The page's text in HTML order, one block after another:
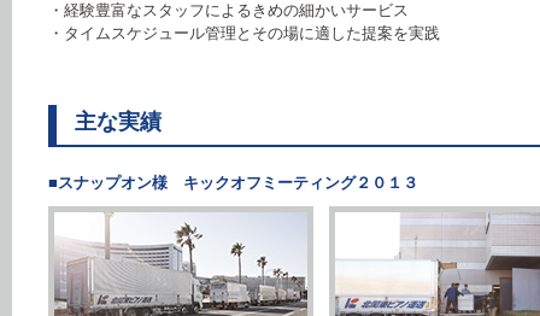
・経験豊富なスタッフによるきめの細かいサービス
・タイムスケジュール管理とその場に適した提案を実践
主な実績
■スナップオン様 キックオフミーティング２０１３